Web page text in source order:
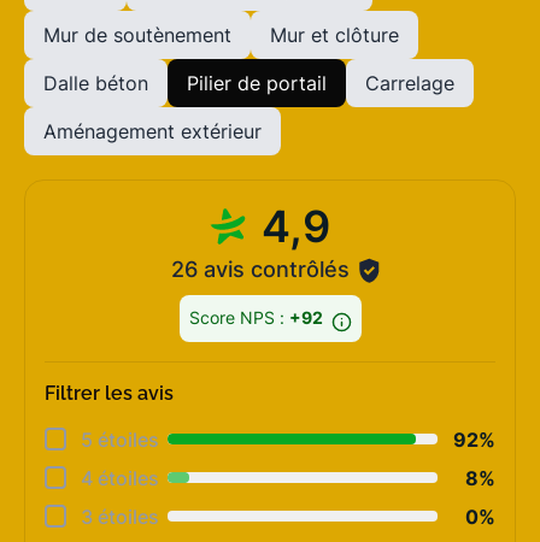
Mur de soutènement
Mur et clôture
Dalle béton
Pilier de portail
Carrelage
Aménagement extérieur
4,9
26 avis contrôlés
Score NPS : +92
Filtrer les avis
5 étoiles
92%
4 étoiles
8%
3 étoiles
0%